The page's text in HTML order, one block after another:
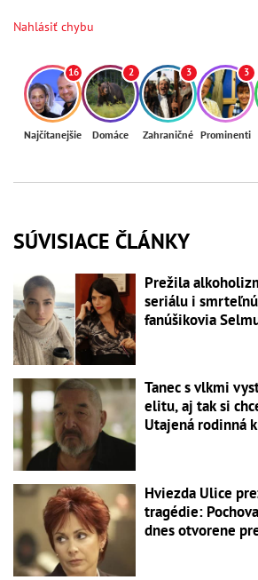
Nahlásiť chybu
16
Najčítanejšie
2
Domáce
3
Zahraničné
3
Prominenti
SÚVISIACE ČLÁNKY
Prežila
seriálu i
fanúšikovia
Tanec s vlkmi
elitu, aj tak si
Utajená rodinná
Hviezda Ulice
tragédie:
dnes otvorene